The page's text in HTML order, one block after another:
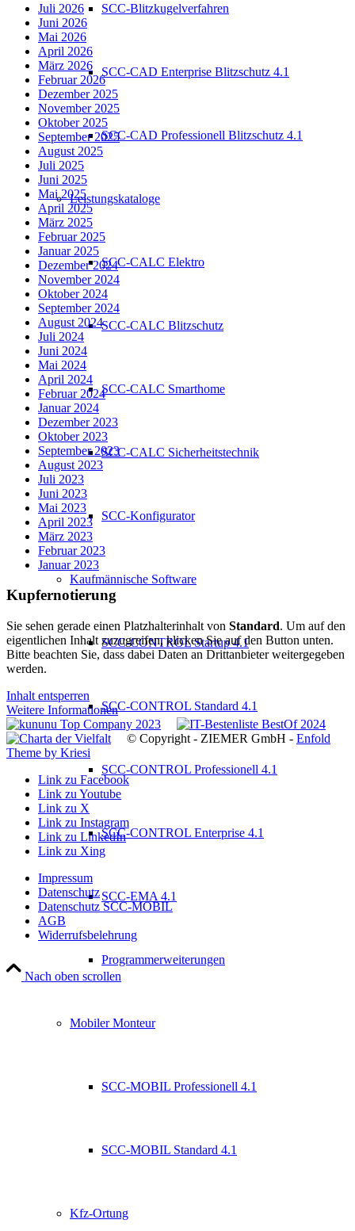
SCC-Blitzkugelverfahren
SCC-CAD Enterprise Blitzschutz 4.1
SCC-CAD Professionell Blitzschutz 4.1
Leistungskataloge
SCC-CALC Elektro
SCC-CALC Blitzschutz
SCC-CALC Smarthome
SCC-CALC Sicherheitstechnik
SCC-Konfigurator
Kaufmännische Software
SCC-CONTROL Startup 4.1
SCC-CONTROL Standard 4.1
SCC-CONTROL Professionell 4.1
SCC-CONTROL Enterprise 4.1
SCC-EMA 4.1
Programmerweiterungen
Mobiler Monteur
SCC-MOBIL Professionell 4.1
SCC-MOBIL Standard 4.1
Kfz-Ortung
Juli 2026
Juni 2026
Mai 2026
April 2026
März 2026
Februar 2026
Dezember 2025
November 2025
Oktober 2025
September 2025
August 2025
Juli 2025
Juni 2025
Mai 2025
April 2025
März 2025
Februar 2025
Januar 2025
Dezember 2024
November 2024
Oktober 2024
September 2024
August 2024
Juli 2024
Juni 2024
Mai 2024
April 2024
Februar 2024
Januar 2024
Dezember 2023
Oktober 2023
September 2023
August 2023
Juli 2023
Juni 2023
Mai 2023
April 2023
März 2023
Februar 2023
Januar 2023
Kupfernotierung
Sie sehen gerade einen Platzhalterinhalt von Standard. Um auf den
eigentlichen Inhalt zuzugreifen, klicken Sie auf den Button unten.
Bitte beachten Sie, dass dabei Daten an Drittanbieter weitergegeben
werden.
Inhalt entsperren
Weitere Informationen
© Copyright - ZIEMER GmbH - Enfold
Theme by Kriesi
Link zu Facebook
Link zu Youtube
Link zu X
Link zu Instagram
Link zu LinkedIn
Link zu Xing
Impressum
Datenschutz
Datenschutz SCC-MOBIL
AGB
Widerrufsbelehrung
Nach oben scrollen